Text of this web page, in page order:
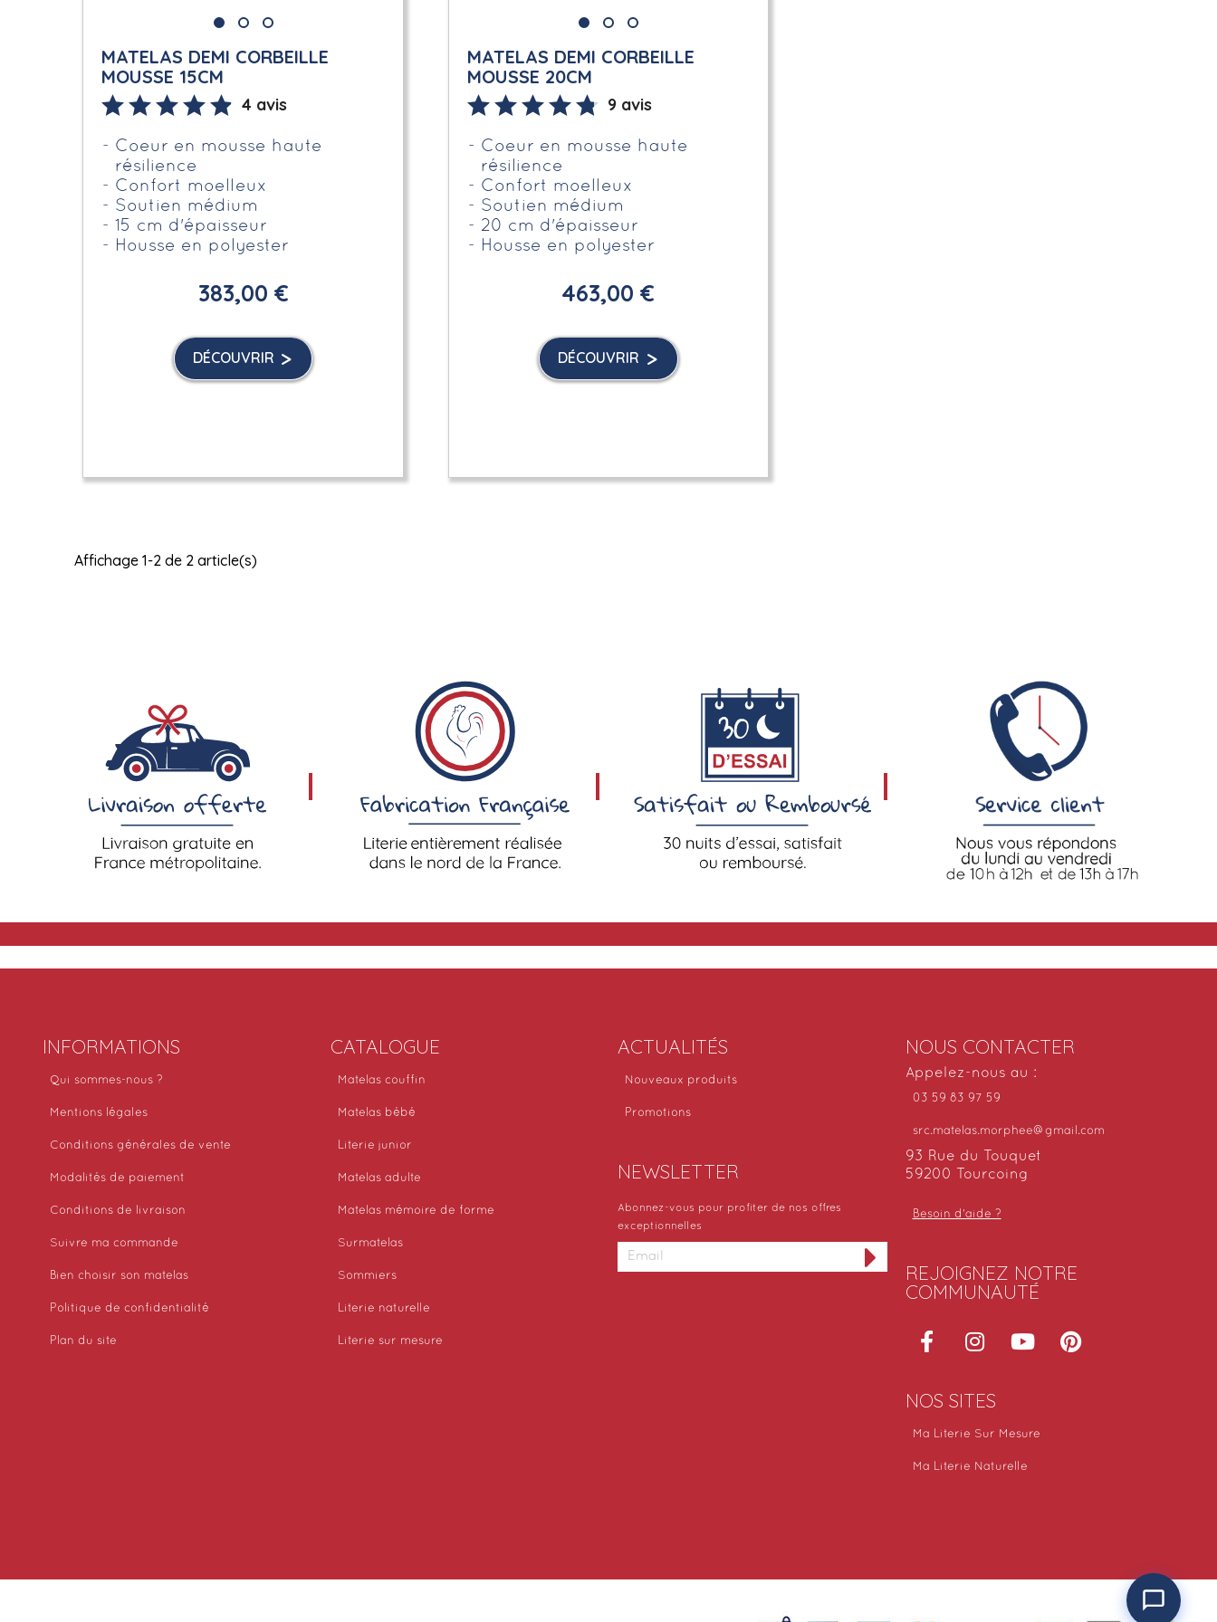
MATELAS DEMI CORBEILLE
MOUSSE 15CM
4 avis
Coeur en mousse haute
résilience
Confort moelleux
Soutien médium
15 cm d'épaisseur
Housse en polyester
383,00 €
DÉCOUVRIR
MATELAS DEMI CORBEILLE
MOUSSE 20CM
9 avis
Coeur en mousse haute
résilience
Confort moelleux
Soutien médium
20 cm d'épaisseur
Housse en polyester
463,00 €
DÉCOUVRIR
Affichage 1-2 de 2 article(s)
INFORMATIONS
Qui sommes-nous ?
Mentions légales
Conditions générales de vente
Modalités de paiement
Conditions de livraison
Suivre ma commande
Bien choisir son matelas
Politique de confidentialité
Plan du site
CATALOGUE
Matelas couffin
Matelas bébé
Literie junior
Matelas adulte
Matelas mémoire de forme
Surmatelas
Sommiers
Literie naturelle
Literie sur mesure
ACTUALITÉS
Nouveaux produits
Promotions
NEWSLETTER
Abonnez-vous pour profiter de nos offres
exceptionnelles
NOUS CONTACTER
Appelez-nous au :
03 59 83 97 59
src.matelas.morphee@gmail.com
93 Rue du Touquet
59200 Tourcoing
Besoin d'aide ?
REJOIGNEZ NOTRE
COMMUNAUTÉ
NOS SITES
Ma Literie Sur Mesure
Ma Literie Naturelle